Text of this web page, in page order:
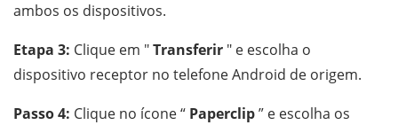
ambos os dispositivos.
Etapa 3: Clique em "Transferir " e escolha o
dispositivo receptor no telefone Android de origem.
Passo 4: Clique no ícone “ Paperclip” e escolha os